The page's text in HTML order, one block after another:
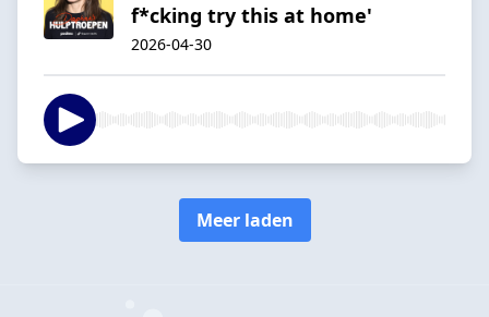
f*cking try this at home'
2026-04-30
Meer laden